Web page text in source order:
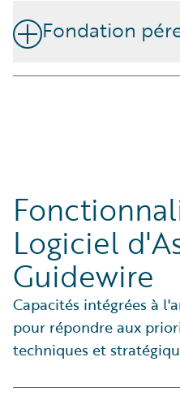
Fondation
Permet la croissance,
Logiciel
Guidewire
Capacités intégrées à
pour répondre aux
techniques et